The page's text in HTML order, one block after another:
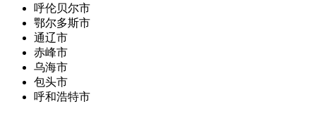
呼伦贝尔市
鄂尔多斯市
通辽市
赤峰市
乌海市
包头市
呼和浩特市